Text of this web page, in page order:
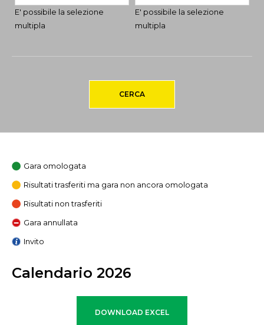
E' possibile la selezione
multipla
E' possibile la selezione
multipla
CERCA
Gara omologata
Risultati trasferiti ma gara non ancora omologata
Risultati non trasferiti
Gara annullata
Invito
Calendario 2026